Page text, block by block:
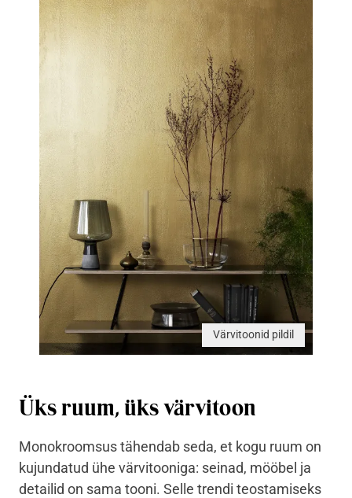
Värvitoonid pildil
Üks ruum, üks värvitoon
Monokroomsus tähendab seda, et kogu ruum on
kujundatud ühe värvitooniga: seinad, mööbel ja
detailid on sama tooni. Selle trendi teostamiseks